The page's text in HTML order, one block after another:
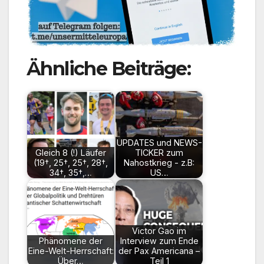
Ähnliche Beiträge:
Gleich 8 (!) Läufer
(19†, 25†, 25†, 28†,
34†, 35†,…
UPDATES und NEWS-
TICKER zum
Nahostkrieg - z.B:
US…
Phänomene der
Eine-Welt-Herrschaft:
Über…
Victor Gao im
Interview zum Ende
der Pax Americana –
Teil 1